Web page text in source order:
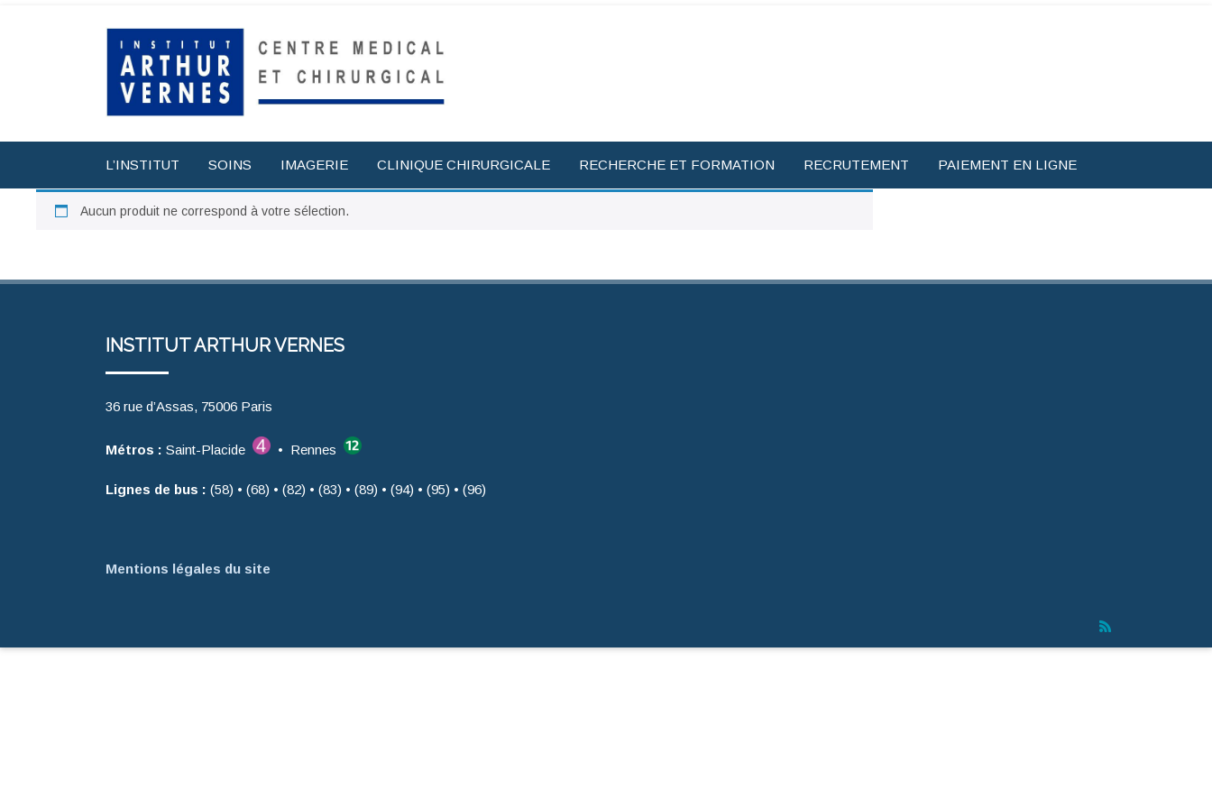
L’INSTITUT SOINS IMAGERIE CLINIQUE CHIRURGICALE RECHERCHE ET FORMATION RECRUTEMENT PAIEMENT EN LIGNE
Aucun produit ne correspond à votre sélection.
INSTITUT ARTHUR VERNES
36 rue d’Assas, 75006 Paris
Métros : Saint-Placide • Rennes
Lignes de bus : (58) • (68) • (82) • (83) • (89) • (94) • (95) • (96)
Mentions légales du site